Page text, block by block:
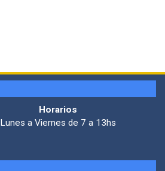
Horarios
Lunes a Viernes de 7 a 13hs